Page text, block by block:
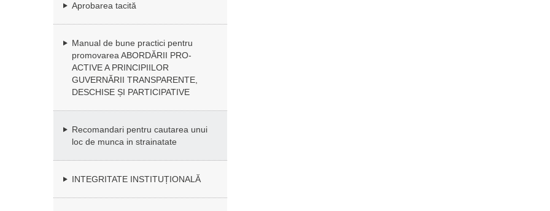
Aprobarea tacită
Manual de bune practici pentru
promovarea ABORDĂRII PRO-
ACTIVE A PRINCIPIILOR
GUVERNĂRII TRANSPARENTE,
DESCHISE ȘI PARTICIPATIVE
Recomandari pentru cautarea unui
loc de munca in strainatate
INTEGRITATE INSTITUȚIONALĂ